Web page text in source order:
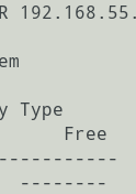
Type
Free
--------